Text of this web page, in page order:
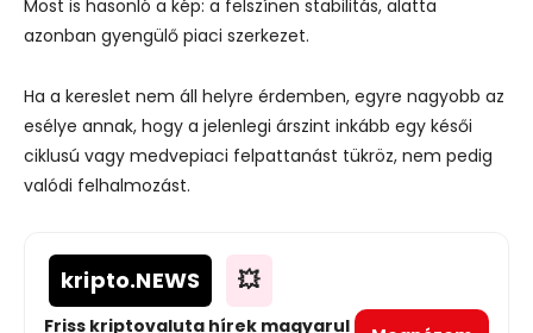
Most is hasonló a kép: a felszínen stabilitás, alatta
azonban gyengülő piaci szerkezet.
Ha a kereslet nem áll helyre érdemben, egyre nagyobb az
esélye annak, hogy a jelenlegi árszint inkább egy késői
ciklusú vagy medvepiaci felpattanást tükröz, nem pedig
valódi felhalmozást.
kripto.NEWS 💥
Friss kriptovaluta hírek magyarul